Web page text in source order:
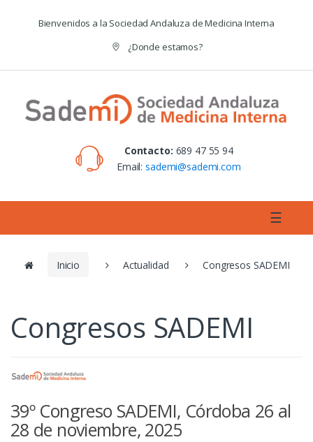
Bienvenidos a la Sociedad Andaluza de Medicina Interna
¿Donde estamos?
Contacto: 689 47 55 94
Email:sademi@sademi.com
☰
Inicio Actualidad Congresos SADEMI
Congresos SADEMI
39º Congreso SADEMI, Córdoba 26 al
28 de noviembre, 2025